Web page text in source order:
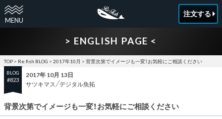
注文する
> ENGLISH PAGE <
TOP > Re:fish BLOG > 2017年10月 > 背景次第でイメージも一変！お気軽にご相談ください
BLOG
#823
2017年 10月 13日
サツキマス デジタル魚拓
背景次第でイメージも一変！お気軽にご相談ください